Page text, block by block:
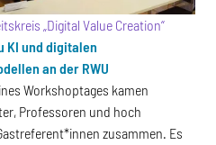
„Digital Value Creation“
KI und digitalen
an der RWU
Workshoptages kamen
Professoren und hoch
zusammen. Es